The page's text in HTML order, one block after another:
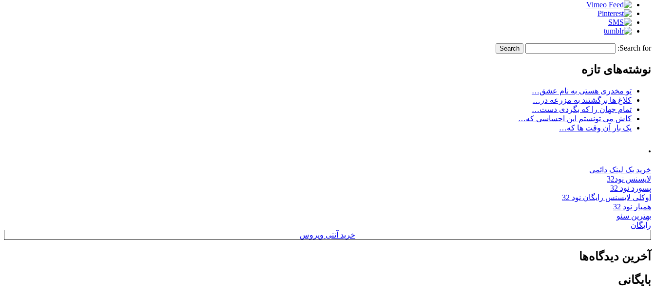
Search for:
نوشته‌های تازه
تو مخدری هستی به نام عشق…
کلاغ ها برگشتند به مزرعه در…
تمام جهان را که بگردی دست…
کاش می تونستم این احساسی که…
یک بار آن وقت ها که…
.
خرید بک لینک دائمی
لایسنس نود32
پسورد نود 32
اوکلی لایسنس رایگان نود 32
همیار نود 32
بهترین سئو
رایگان
خرید آنتی ویروس
آخرین دیدگاه‌ها
بایگانی